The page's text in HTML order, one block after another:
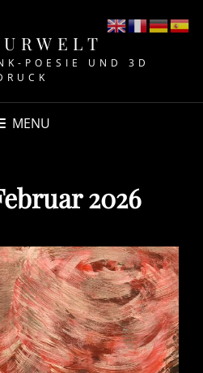
POESIE UND 3D
MENU
2026